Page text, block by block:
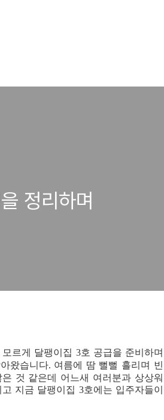
정리하며
르게 달팽이집 3호 공급을 준비하며
왔습니다. 여름에 땀 뻘뻘 흘리며 빈
것 같은데 어느새 여러분과 상상워
고 지금 달팽이집 3호에는 입주자들이